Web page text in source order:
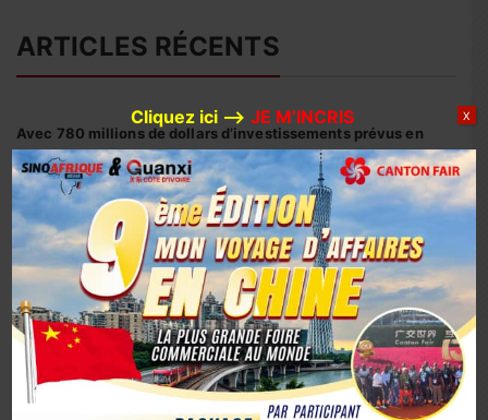
ARTICLES RÉCENTS
Avec 780 millions de dollars d’investissements prévus en
2026, Huaxin Gold accélère son expansion minière entre
Afrique et Asie
Coopération sino-ivoirienne : inauguration officielle du
siège du centre d’affaires YUE AFRICA BUSINESS ALLIANCE
(YABA) à Guangzhou
Coopération Sino-Ivoirienne : S.E.M. Abou Dosso nommé
Ambassadeur de la Côte d’Ivoire en Chine, un tournant
diplomatique
1er octobre 2025, la Chine marque son 76e anniversaire
Cliquez ici –> JE M’INCRIS X